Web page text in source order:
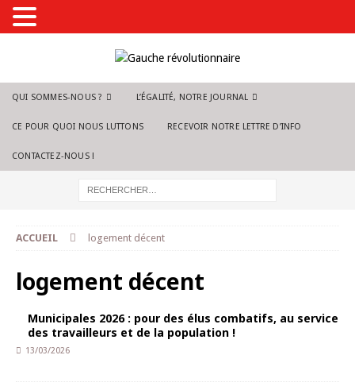
QUI SOMMES-NOUS ? L’ÉGALITÉ, NOTRE JOURNAL
CE POUR QUOI NOUS LUTTONS RECEVOIR NOTRE LETTRE D’INFO
CONTACTEZ-NOUS !
ACCUEIL logement décent
logement décent
Municipales 2026 : pour des élus combatifs, au service
des travailleurs et de la population !
13/03/2026